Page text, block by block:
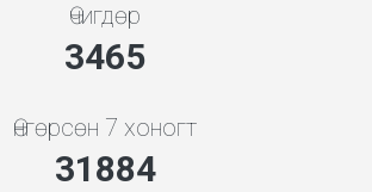
Өчигдөр
3731
Өнгөрсөн 7 хоногт
34336